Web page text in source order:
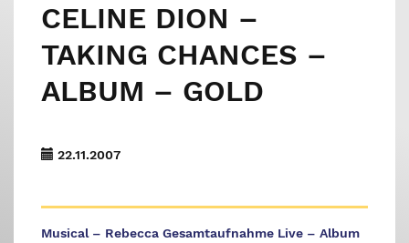
CELINE DION –
TAKING CHANCES –
ALBUM – GOLD
22.11.2007
Musical – Rebecca Gesamtaufnahme Live – Album